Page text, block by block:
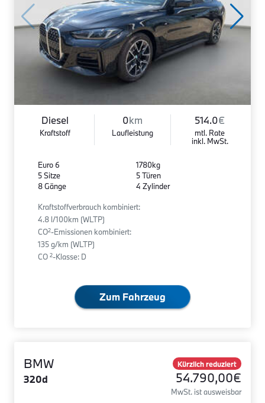
Diesel
Kraftstoff
0km
Laufleistung
514.0€
mtl. Rate
inkl. MwSt.
Euro 6
5 Sitze
8 Gänge
1780kg
5 Türen
4 Zylinder
Kraftstoffverbrauch kombiniert:
4.8 l/100km (WLTP)
CO2-Emissionen kombiniert:
135 g/km (WLTP)
CO 2-Klasse: D
Zum Fahrzeug
BMW
320d
Kürzlich reduziert
54.790,00€
MwSt. ist ausweisbar